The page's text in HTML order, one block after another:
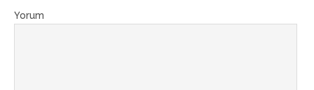
Yorum